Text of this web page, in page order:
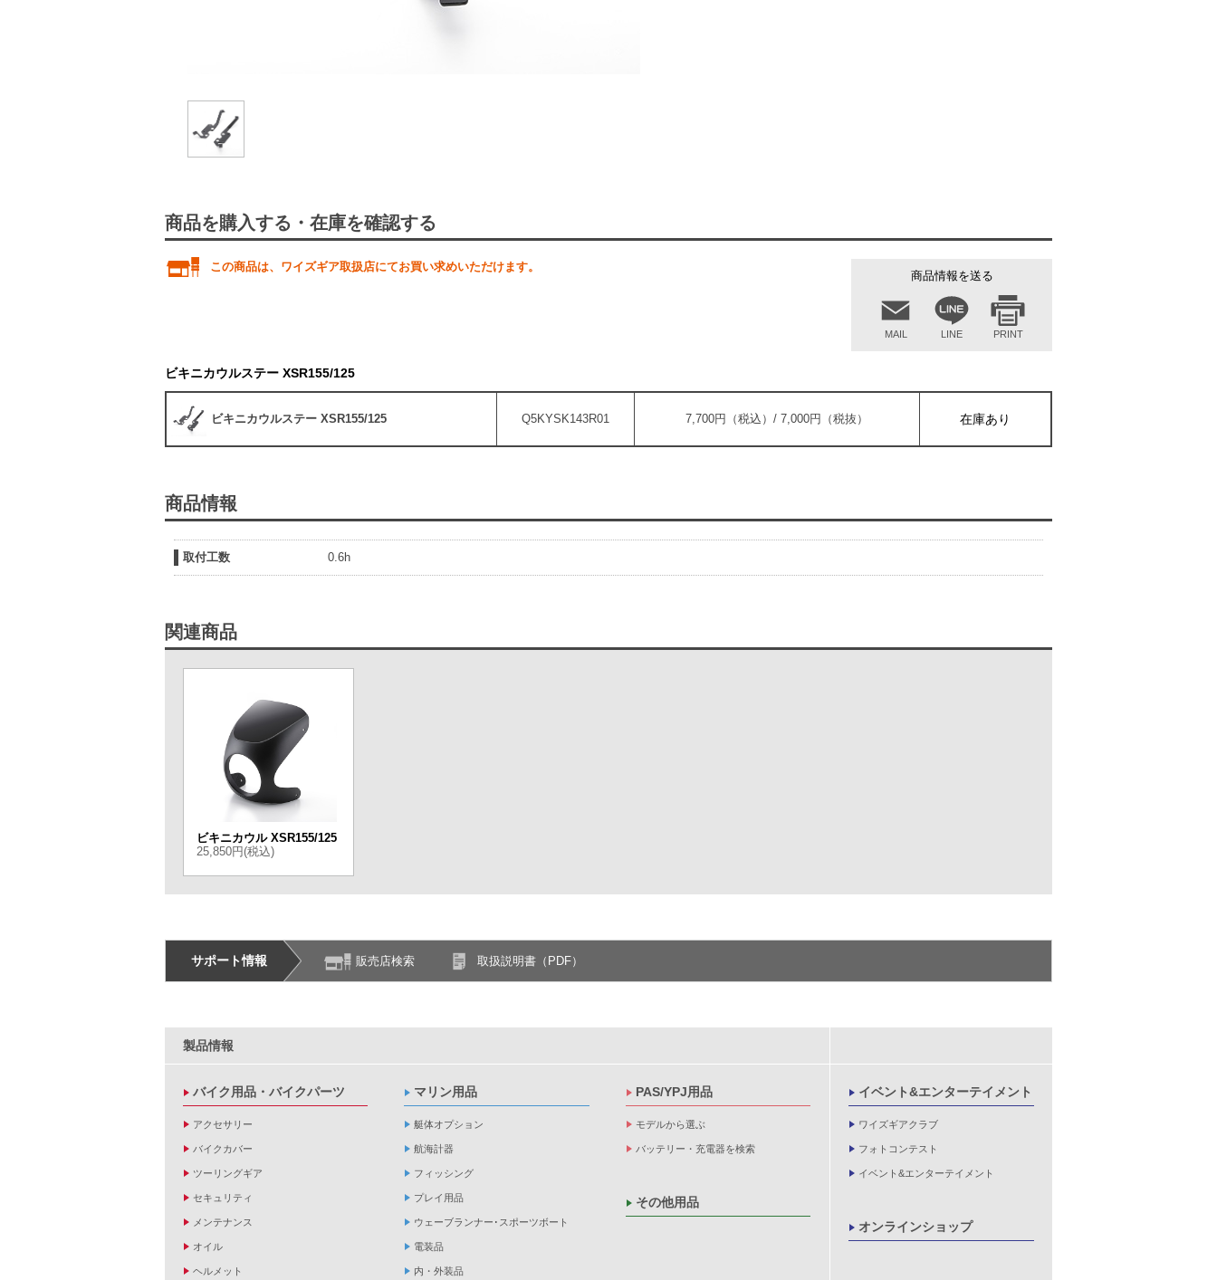
商品を購入する・在庫を確認する
商品情報を送る
MAIL LINE PRINT
この商品は、ワイズギア取扱店にてお買い求めいただけます。
ビキニカウルステー XSR155/125
ビキニカウルステー XSR155/125 Q5KYSK143R01 7,700円（税込）/ 7,000円（税抜） 在庫あり
商品情報
取付工数 0.6h
関連商品
ビキニカウル XSR155/125
25,850円(税込)
サポート情報 販売店検索 取扱説明書（PDF）
製品情報
バイク用品・バイクパーツ
アクセサリー
バイクカバー
ツーリングギア
セキュリティ
メンテナンス
オイル
ヘルメット
マリン用品
艇体オプション
航海計器
フィッシング
プレイ用品
ウェーブランナー･スポーツボート
電装品
内・外装品
PAS/YPJ用品
モデルから選ぶ
バッテリー・充電器を検索
その他用品
イベント&エンターテイメント
ワイズギアクラブ
フォトコンテスト
イベント&エンターテイメント
オンラインショップ